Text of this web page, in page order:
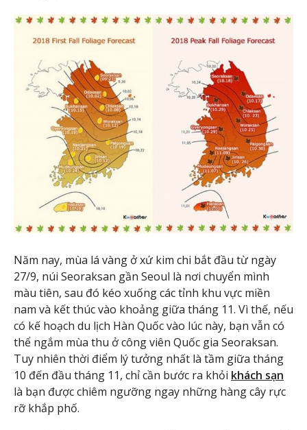
Năm nay, mùa lá vàng ở xứ kim chi bắt đầu từ ngày
27/9, núi Seoraksan gần Seoul là nơi chuyển mình
màu tiên, sau đó kéo xuống các tỉnh khu vực miền
nam và kết thúc vào khoảng giữa tháng 11. Vì thế, nếu
có kế hoạch du lịch Hàn Quốc vào lúc này, bạn vẫn có
thể ngắm mùa thu ở công viên Quốc gia Seoraksan.
Tuy nhiên thời điểm lý tưởng nhất là tầm giữa tháng
10 đến đầu tháng 11, chỉ cần bước ra khỏi khách sạn
là bạn được chiêm ngưỡng ngay những hàng cây rực
rỡ khắp phố.